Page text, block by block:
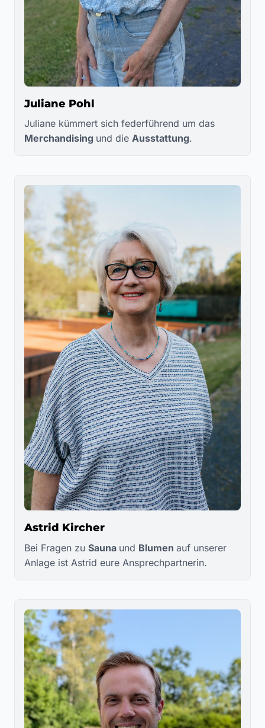
Juliane Pohl
Juliane kümmert sich federführend um das
Merchandising und die Ausstattung.
Astrid Kircher
Bei Fragen zu Sauna und Blumen auf unserer
Anlage ist Astrid eure Ansprechpartnerin.